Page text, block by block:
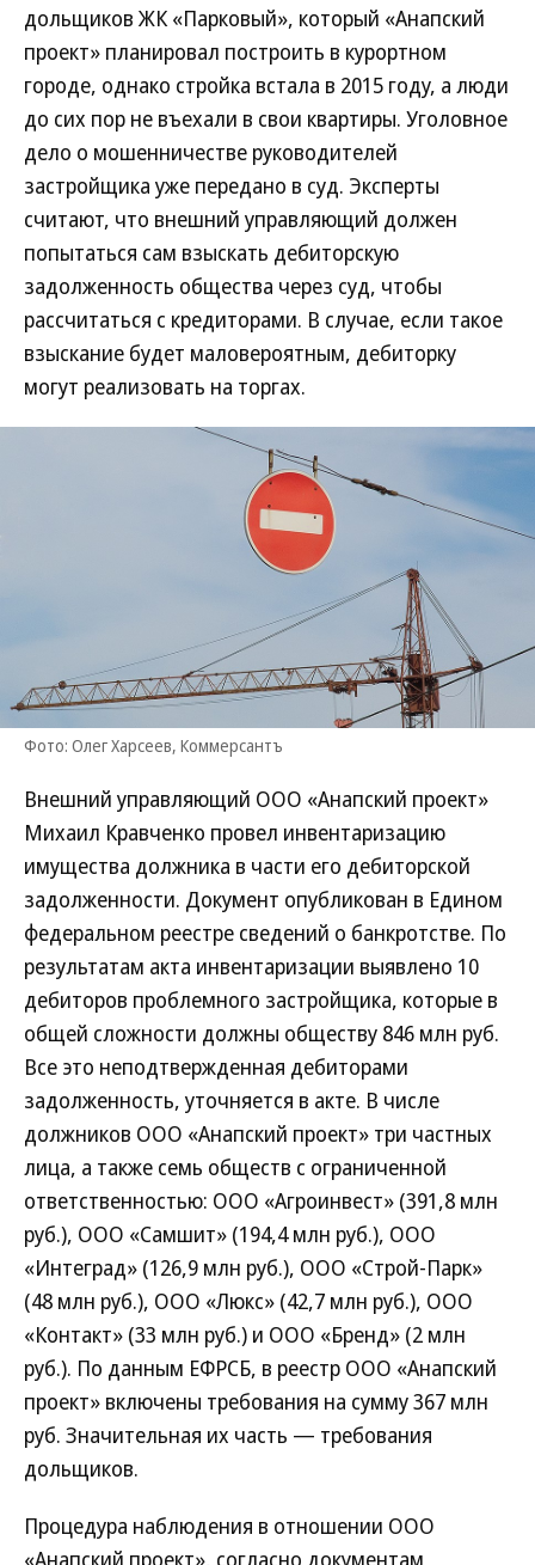
дольщиков ЖК «Парковый», который «Анапский
проект» планировал построить в курортном
городе, однако стройка встала в 2015 году, а люди
до сих пор не въехали в свои квартиры. Уголовное
дело о мошенничестве руководителей
застройщика уже передано в суд. Эксперты
считают, что внешний управляющий должен
попытаться сам взыскать дебиторскую
задолженность общества через суд, чтобы
рассчитаться с кредиторами. В случае, если такое
взыскание будет маловероятным, дебиторку
могут реализовать на торгах.
Фото: Олег Харсеев, Коммерсантъ
Внешний управляющий ООО «Анапский проект»
Михаил Кравченко провел инвентаризацию
имущества должника в части его дебиторской
задолженности. Документ опубликован в Едином
федеральном реестре сведений о банкротстве. По
результатам акта инвентаризации выявлено 10
дебиторов проблемного застройщика, которые в
общей сложности должны обществу 846 млн руб.
Все это неподтвержденная дебиторами
задолженность, уточняется в акте. В числе
должников ООО «Анапский проект» три частных
лица, а также семь обществ с ограниченной
ответственностью: ООО «Агроинвест» (391,8 млн
руб.), ООО «Самшит» (194,4 млн руб.), ООО
«Интеград» (126,9 млн руб.), ООО «Строй-Парк»
(48 млн руб.), ООО «Люкс» (42,7 млн руб.), ООО
«Контакт» (33 млн руб.) и ООО «Бренд» (2 млн
руб.). По данным ЕФРСБ, в реестр ООО «Анапский
проект» включены требования на сумму 367 млн
руб. Значительная их часть — требования
дольщиков.
Процедура наблюдения в отношении ООО
«Анапский проект», согласно документам